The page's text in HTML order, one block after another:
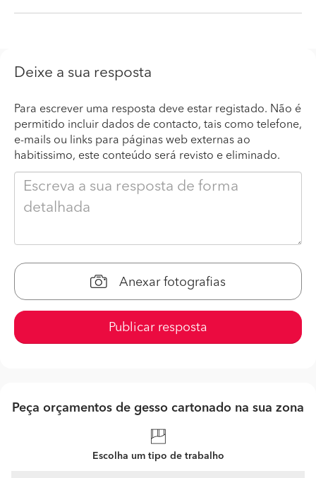
Deixe a sua resposta
Para escrever uma resposta deve estar registado. Não é
permitido incluir dados de contacto, tais como telefone,
e-mails ou links para páginas web externas ao
habitissimo, este conteúdo será revisto e eliminado.
Anexar fotografias
Publicar resposta
Peça orçamentos de gesso cartonado na sua zona
Escolha um tipo de trabalho